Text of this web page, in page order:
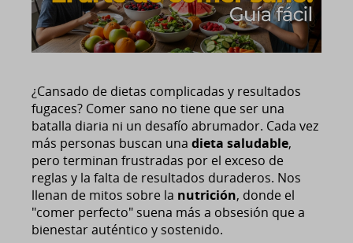
¿Cansado de dietas complicadas y resultados
fugaces? Comer sano no tiene que ser una
batalla diaria ni un desafío abrumador. Cada vez
más personas buscan una dieta saludable,
pero terminan frustradas por el exceso de
reglas y la falta de resultados duraderos. Nos
llenan de mitos sobre la nutrición, donde el
"comer perfecto" suena más a obsesión que a
bienestar auténtico y sostenido.